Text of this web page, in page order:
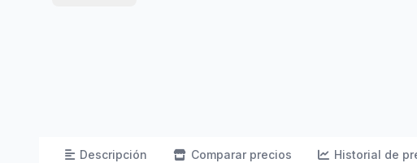
Descripción Comparar precios Historial de